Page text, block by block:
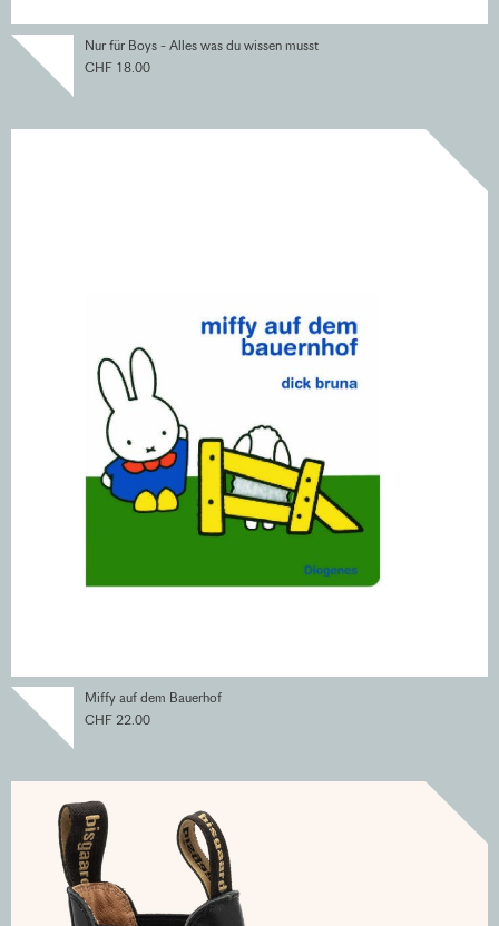
Nur für Boys - Alles was du wissen musst
CHF 18.00
Miffy auf dem Bauerhof
CHF 22.00